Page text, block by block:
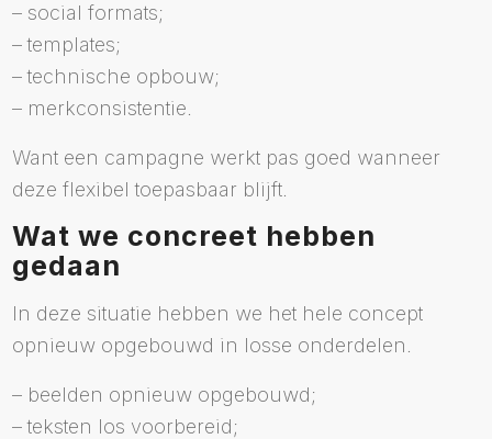
– social formats;
– templates;
– technische opbouw;
– merkconsistentie.
Want een campagne werkt pas goed wanneer
deze flexibel toepasbaar blijft.
Wat we concreet hebben
gedaan
In deze situatie hebben we het hele concept
opnieuw opgebouwd in losse onderdelen.
– beelden opnieuw opgebouwd;
– teksten los voorbereid;